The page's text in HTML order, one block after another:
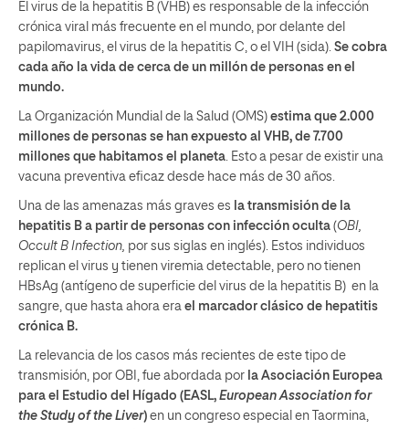
El virus de la hepatitis B (VHB) es responsable de la infección
crónica viral más frecuente en el mundo, por delante del
papilomavirus, el virus de la hepatitis C, o el VIH (sida). Se cobra
cada año la vida de cerca de un millón de personas en el
mundo.
La Organización Mundial de la Salud (OMS) estima que 2.000
millones de personas se han expuesto al VHB, de 7.700
millones que habitamos el planeta. Esto a pesar de existir una
vacuna preventiva eficaz desde hace más de 30 años.
Una de las amenazas más graves es la transmisión de la
hepatitis B a partir de personas con infección oculta (OBI,
Occult B Infection, por sus siglas en inglés). Estos individuos
replican el virus y tienen viremia detectable, pero no tienen
HBsAg (antígeno de superficie del virus de la hepatitis B) en la
sangre, que hasta ahora era el marcador clásico de hepatitis
crónica B.
La relevancia de los casos más recientes de este tipo de
transmisión, por OBI, fue abordada por la Asociación Europea
para el Estudio del Hígado (EASL, European Association for
the Study of the Liver) en un congreso especial en Taormina,